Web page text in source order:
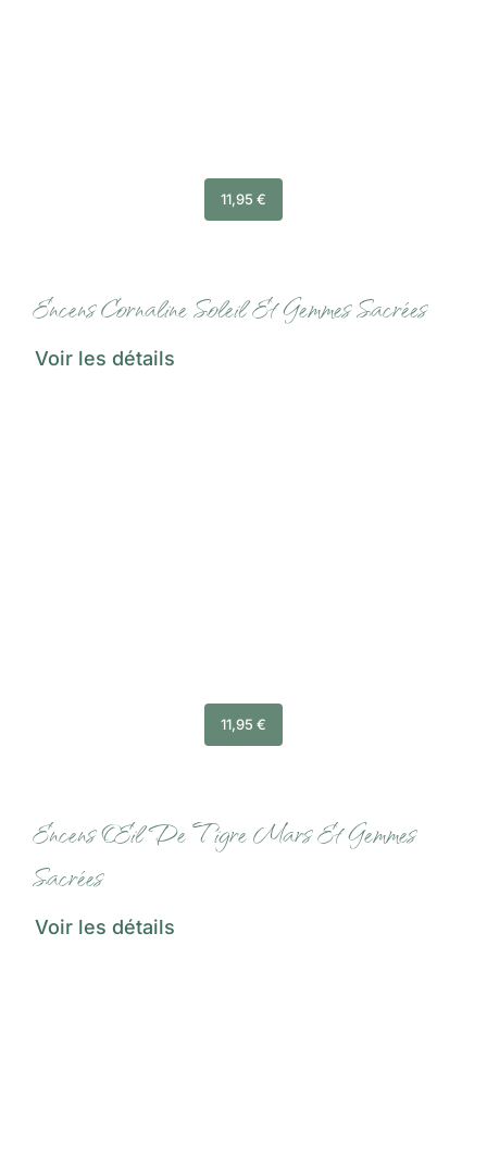
11,95 €
Encens Cornaline Soleil Et Gemmes Sacrées
Voir les détails
11,95 €
Encens Œil De Tigre Mars Et Gemmes
Sacrées
Voir les détails